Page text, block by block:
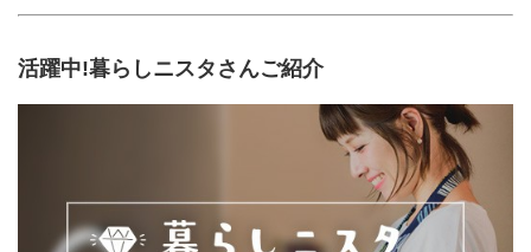
活躍中!暮らしニスタさんご紹介